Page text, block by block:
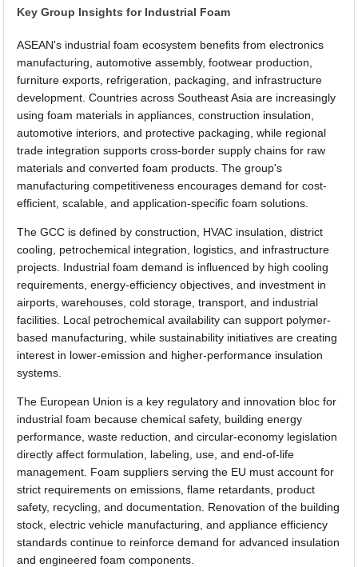
Key Group Insights for Industrial Foam
ASEAN's industrial foam ecosystem benefits from electronics
manufacturing, automotive assembly, footwear production,
furniture exports, refrigeration, packaging, and infrastructure
development. Countries across Southeast Asia are increasingly
using foam materials in appliances, construction insulation,
automotive interiors, and protective packaging, while regional
trade integration supports cross-border supply chains for raw
materials and converted foam products. The group's
manufacturing competitiveness encourages demand for cost-
efficient, scalable, and application-specific foam solutions.
The GCC is defined by construction, HVAC insulation, district
cooling, petrochemical integration, logistics, and infrastructure
projects. Industrial foam demand is influenced by high cooling
requirements, energy-efficiency objectives, and investment in
airports, warehouses, cold storage, transport, and industrial
facilities. Local petrochemical availability can support polymer-
based manufacturing, while sustainability initiatives are creating
interest in lower-emission and higher-performance insulation
systems.
The European Union is a key regulatory and innovation bloc for
industrial foam because chemical safety, building energy
performance, waste reduction, and circular-economy legislation
directly affect formulation, labeling, use, and end-of-life
management. Foam suppliers serving the EU must account for
strict requirements on emissions, flame retardants, product
safety, recycling, and documentation. Renovation of the building
stock, electric vehicle manufacturing, and appliance efficiency
standards continue to reinforce demand for advanced insulation
and engineered foam components.